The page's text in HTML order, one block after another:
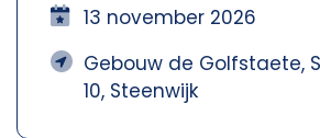
13 november 2026
Gebouw de Golfstaete,
10, Steenwijk